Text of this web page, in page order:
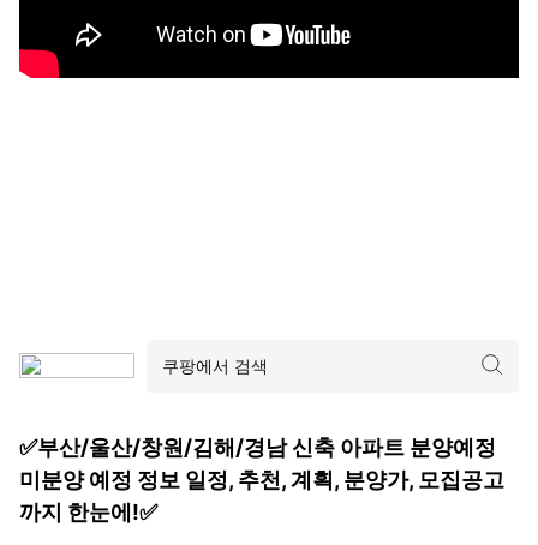
✅부산/울산/창원/김해/경남 신축 아파트 분양예정
미분양 예정 정보 일정, 추천, 계획, 분양가, 모집공고
까지 한눈에!✅